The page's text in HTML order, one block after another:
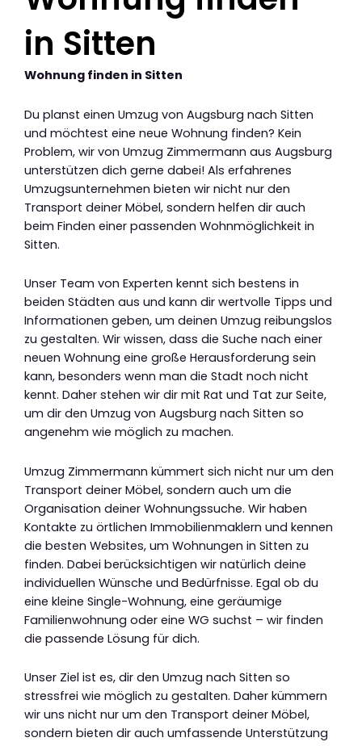
in Sitten
Wohnung finden in Sitten
Du planst einen Umzug von Augsburg nach Sitten
und möchtest eine neue Wohnung finden? Kein
Problem, wir von Umzug Zimmermann aus Augsburg
unterstützen dich gerne dabei! Als erfahrenes
Umzugsunternehmen bieten wir nicht nur den
Transport deiner Möbel, sondern helfen dir auch
beim Finden einer passenden Wohnmöglichkeit in
Sitten.
Unser Team von Experten kennt sich bestens in
beiden Städten aus und kann dir wertvolle Tipps und
Informationen geben, um deinen Umzug reibungslos
zu gestalten. Wir wissen, dass die Suche nach einer
neuen Wohnung eine große Herausforderung sein
kann, besonders wenn man die Stadt noch nicht
kennt. Daher stehen wir dir mit Rat und Tat zur Seite,
um dir den Umzug von Augsburg nach Sitten so
angenehm wie möglich zu machen.
Umzug Zimmermann kümmert sich nicht nur um den
Transport deiner Möbel, sondern auch um die
Organisation deiner Wohnungssuche. Wir haben
Kontakte zu örtlichen Immobilienmaklern und kennen
die besten Websites, um Wohnungen in Sitten zu
finden. Dabei berücksichtigen wir natürlich deine
individuellen Wünsche und Bedürfnisse. Egal ob du
eine kleine Single-Wohnung, eine geräumige
Familienwohnung oder eine WG suchst – wir finden
die passende Lösung für dich.
Unser Ziel ist es, dir den Umzug nach Sitten so
stressfrei wie möglich zu gestalten. Daher kümmern
wir uns nicht nur um den Transport deiner Möbel,
sondern bieten dir auch umfassende Unterstützung